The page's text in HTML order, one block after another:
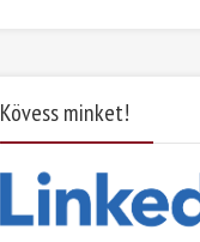
Kövess minket!